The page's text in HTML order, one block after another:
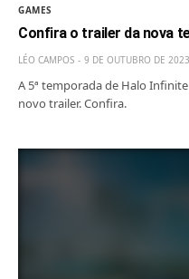
GAMES
Confira o trailer da nova
LÉO CAMPOS 9 DE OUTUBRO DE 2023
A 5ª temporada de Halo
novo trailer. Confira.